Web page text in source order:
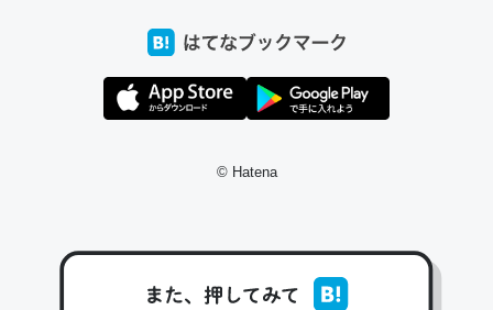
コミュニケーションが劇的に変化した｜tayorini by LIFULL介護
私も3年前ぐらいに祖母の家に設置した。ポケットWifiみ
https://toyoshi.hatenablog.com/entry/2019/05/15/1805
© Hatena